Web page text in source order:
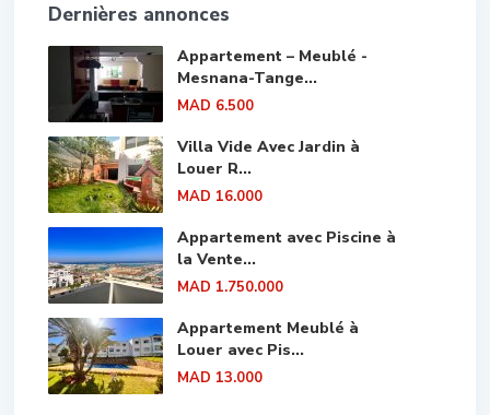
Dernières annonces
Appartement – Meublé -
Mesnana-Tange...
MAD 6.500
Villa Vide Avec Jardin à
Louer R...
MAD 16.000
Appartement avec Piscine à
la Vente...
MAD 1.750.000
Appartement Meublé à
Louer avec Pis...
MAD 13.000